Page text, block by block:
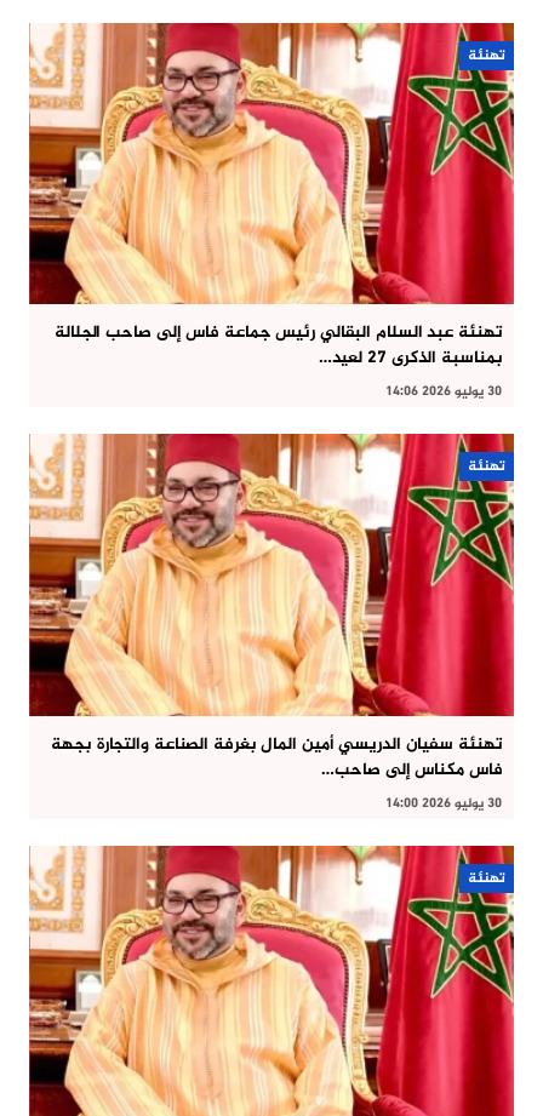
تهنئة
تهنئة عبد السلام البقالي رئيس جماعة فاس إلى صاحب الجلالة
بمناسبة الذكرى 27 لعيد…
30 يوليو 2026 14:06
تهنئة
تهنئة سفيان الدريسي أمين المال بغرفة الصناعة والتجارة بجهة
فاس مكناس إلى صاحب…
30 يوليو 2026 14:00
تهنئة